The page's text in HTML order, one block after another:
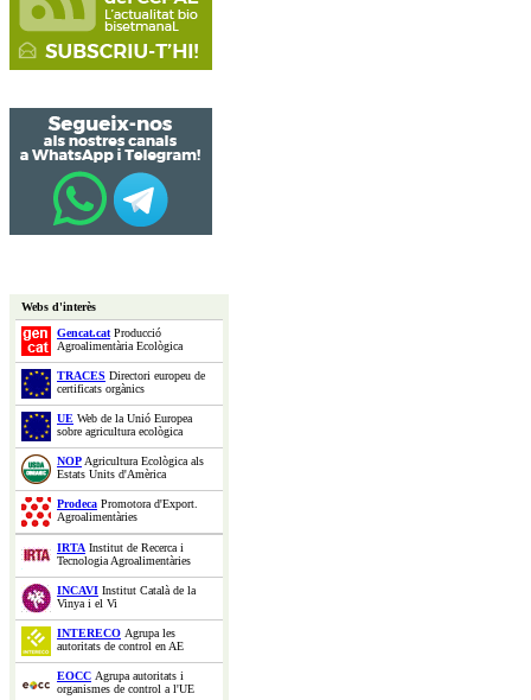
Webs d'interès
Gencat.catProducció
Agroalimentària Ecològica
TRACES Directori europeu de
certificats orgànics
UE Web de la Unió Europea
sobre agricultura ecològica
NOPAgricultura Ecològica als
Estats Units d'Amèrica
Prodeca Promotora d'Export.
Agroalimentàries
IRTA Institut de Recerca i
Tecnologia Agroalimentàries
INCAVI Institut Català de la
Vinya i el Vi
INTERECO Agrupa les
autoritats de control en AE
EOCC Agrupa autoritats i
organismes de control a l'UE